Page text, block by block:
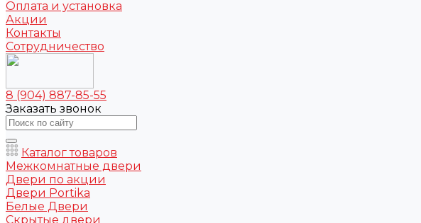
Оплата и установка
Акции
Контакты
Сотрудничество
8 (904) 887-85-55
Заказать звонок
Каталог товаров
Межкомнатные двери
Двери по акции
Двери Portika
Белые Двери
Скрытые двери